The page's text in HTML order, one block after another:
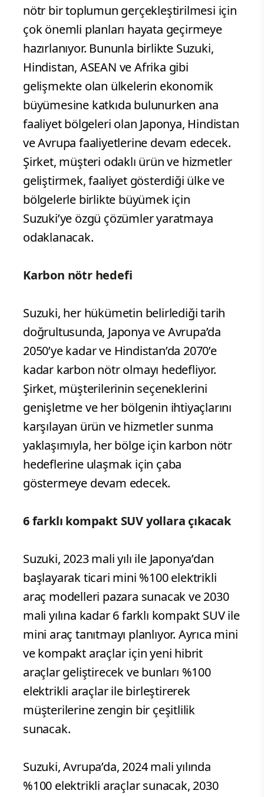
nötr bir toplumun gerçekleştirilmesi için
çok önemli planları hayata geçirmeye
hazırlanıyor. Bununla birlikte Suzuki,
Hindistan, ASEAN ve Afrika gibi
gelişmekte olan ülkelerin ekonomik
büyümesine katkıda bulunurken ana
faaliyet bölgeleri olan Japonya, Hindistan
ve Avrupa faaliyetlerine devam edecek.
Şirket, müşteri odaklı ürün ve hizmetler
geliştirmek, faaliyet gösterdiği ülke ve
bölgelerle birlikte büyümek için
Suzuki’ye özgü çözümler yaratmaya
odaklanacak.
Karbon nötr hedefi
Suzuki, her hükümetin belirlediği tarih
doğrultusunda, Japonya ve Avrupa’da
2050’ye kadar ve Hindistan’da 2070’e
kadar karbon nötr olmayı hedefliyor.
Şirket, müşterilerinin seçeneklerini
genişletme ve her bölgenin ihtiyaçlarını
karşılayan ürün ve hizmetler sunma
yaklaşımıyla, her bölge için karbon nötr
hedeflerine ulaşmak için çaba
göstermeye devam edecek.
6 farklı kompakt SUV yollara çıkacak
Suzuki, 2023 mali yılı ile Japonya’dan
başlayarak ticari mini %100 elektrikli
araç modelleri pazara sunacak ve 2030
mali yılına kadar 6 farklı kompakt SUV ile
mini araç tanıtmayı planlıyor. Ayrıca mini
ve kompakt araçlar için yeni hibrit
araçlar geliştirecek ve bunları %100
elektrikli araçlar ile birleştirerek
müşterilerine zengin bir çeşitlilik
sunacak.
Suzuki, Avrupa’da, 2024 mali yılında
%100 elektrikli araçlar sunacak, 2030